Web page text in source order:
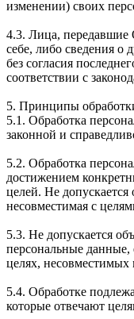
изменении) своих
4.3. Лица, передавшие
себе, либо сведения о
без согласия
соответствии с
5. Принципы
5.1. Обработка
законной и
5.2. Обработка
достижением
целей. Не
несовместимая с
5.3. Не допускается
персональные данные,
целях, несовместимых
5.4. Обработке
которые отвечают